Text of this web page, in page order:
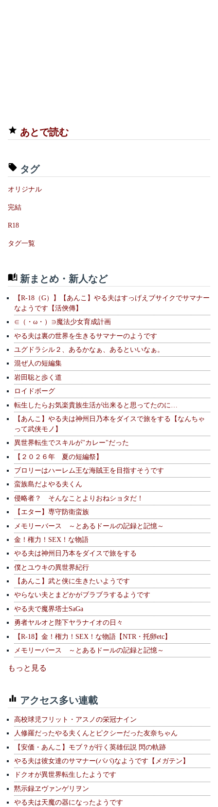
あとで読む
タグ
オリジナル
完結
R18
タグ一覧
新まとめ・新人など
【R-18（G）】【あんこ】やる夫はすっげえブサイクでサマナー
なようです【活俠傳】
∈（・ω・）∋魔法少女育成計画
やる夫は裏の世界を生きるサマナーのようです
ユグドラシル２、あるかなぁ、あるといいなぁ。
混ぜ人の短編集
岩田聡と歩く道
ロイドボーグ
転生したらお気楽貴族生活が出来ると思ってたのに…
【あんこ】やる夫は神州日乃本をダイスで旅をする【なんちゃ
って武侠モノ】
異世界転生でスキルが"カレー"だった
【２０２６年 夏の短編祭】
ブロリーはハーレム王な海賊王を目指すそうです
蛮族島だよやる夫くん
侵略者？ そんなことよりおねショタだ！
【エター】専守防衛蛮族
メモリーバース ～とあるドールの記録と記憶～
金！権力！SEX！な物語
やる夫は神州日乃本をダイスで旅をする
僕とユウキの異世界紀行
【あんこ】武と侠に生きたいようです
やらない夫とまどかがブラブラするようです
やる夫で魔界塔士SaGa
勇者ヤルオと陛下ヤラナイオの日々
【R-18】金！権力！SEX！な物語【NTR・托卵etc】
メモリーバース ～とあるドールの記録と記憶～
もっと見る
アクセス多い連載
高校球児フリット・アスノの栄冠ナイン
人修羅だったやる夫くんとピクシーだった友奈ちゃん
【安価・あんこ】モブ？が行く英雄伝説 閃の軌跡
やる夫は彼女達のサマナー(パパ)なようです【メガテン】
ドクオが異世界転生したようです
黙示録ヱヴァンゲリヲン
やる夫は天魔の器になったようです